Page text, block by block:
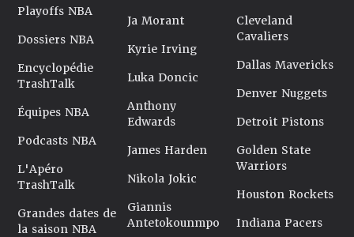
Playoffs NBA
Dossiers NBA
Encyclopédie
TrashTalk
Équipes NBA
Podcasts NBA
L'Apéro
TrashTalk
Grandes dates de
la saison NBA
Ja Morant
Kyrie Irving
Luka Doncic
Anthony
Edwards
James Harden
Nikola Jokic
Giannis
Antetokounmpo
Cleveland
Cavaliers
Dallas Mavericks
Denver Nuggets
Detroit Pistons
Golden State
Warriors
Houston Rockets
Indiana Pacers